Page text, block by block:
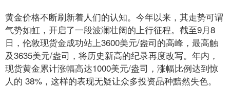
黄金价格不断刷新着人们的认知。今年以来，其走势可谓
气势如虹，开启了一段波澜壮阔的上行征程。截至9月8
日，伦敦现货金成功站上3600美元/盎司的高峰，最高触
及3635美元/盎司，将历史新高的纪录再度改写。年内，
现货黄金累计涨幅高达1000美元/盎司，涨幅比例达到惊
人的 38%，这样的表现无疑让众多投资品种黯然失色。